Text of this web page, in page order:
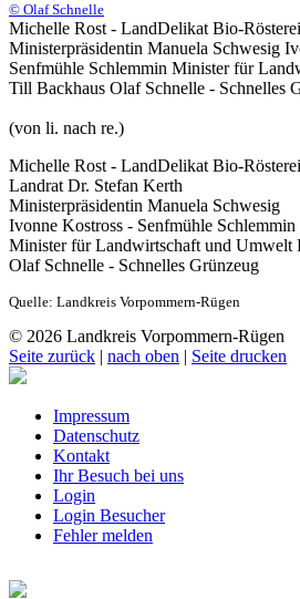
© Olaf Schnelle
Michelle Rost - LandDelikat Bio-
Ministerpräsidentin Manuela Schwesig
Senfmühle Schlemmin Minister für
Till Backhaus Olaf Schnelle - Schnelles
(von li. nach re.)
Michelle Rost - LandDelikat Bio-Rösterei
Landrat Dr. Stefan Kerth
Ministerpräsidentin Manuela Schwesig
Ivonne Kostross - Senfmühle Schlemmin
Minister für Landwirtschaft und Umwelt
Olaf Schnelle - Schnelles Grünzeug
Quelle: Landkreis Vorpommern-Rügen
© 2026 Landkreis Vorpommern-Rügen
Seite zurück | nach oben | Seite drucken
Impressum
Datenschutz
Kontakt
Ihr Besuch bei uns
Login
Login Besucher
Fehler melden